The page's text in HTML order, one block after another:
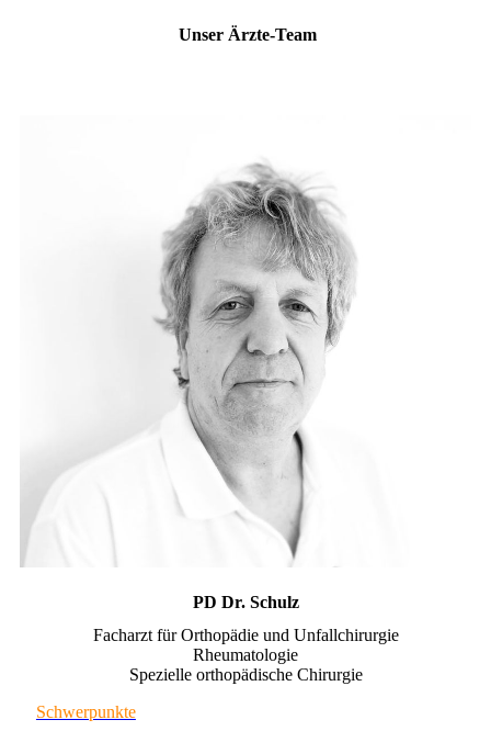
Unser Ärzte-Team
PD Dr. Schulz
Facharzt für Orthopädie und Unfallchirurgie
Rheumatologie
Spezielle orthopädische Chirurgie
Schwerpunkte